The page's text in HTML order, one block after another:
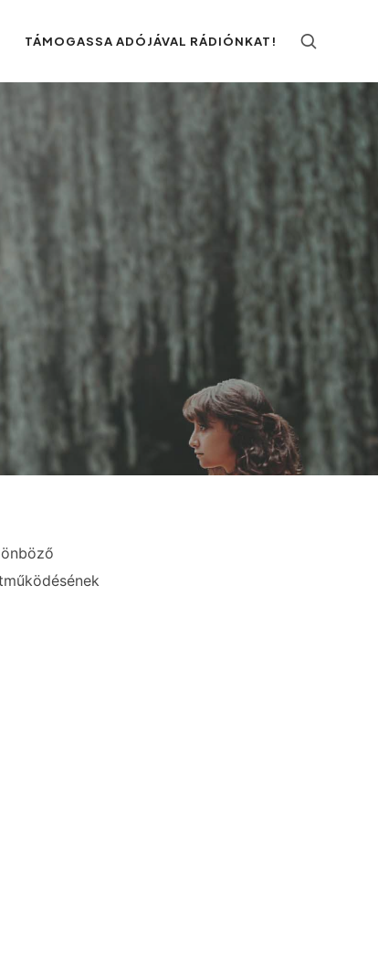
TÁMOGASSA ADÓJÁVAL RÁDIÓNKAT!